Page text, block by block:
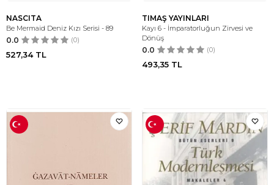
NASCITA
Be Mermaid Deniz Kızı Serisi - 89
0.0 (0)
527,34TL
TIMAŞ YAYINLARI
Kayı 6 - İmparatorluğun Zirvesi ve
Dönüş
0.0 (0)
493,35 TL